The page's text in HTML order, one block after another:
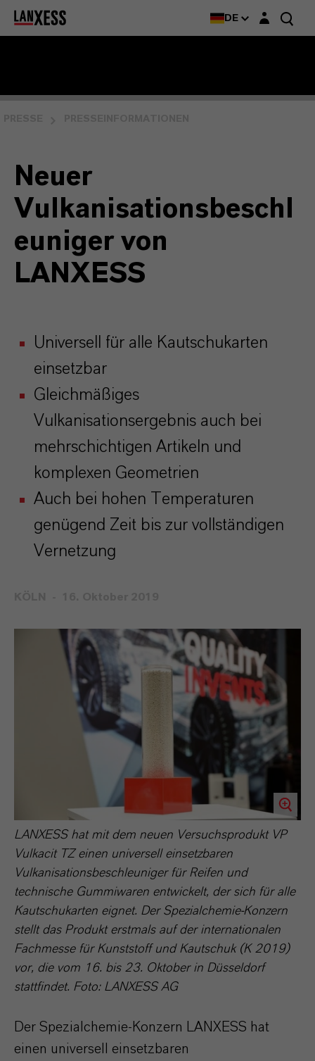
DE Login-Maske
Neuer
Vulkanisationsbeschl
euniger von
LANXESS
Universell für alle Kautschukarten
einsetzbar
Gleichmäßiges
Vulkanisationsergebnis auch bei
mehrschichtigen Artikeln und
komplexen Geometrien
Auch bei hohen Temperaturen
genügend Zeit bis zur vollständigen
Vernetzung
LANXESS hat mit dem neuen Versuchsprodukt VP
Vulkacit TZ einen universell einsetzbaren
Vulkanisationsbeschleuniger für Reifen und
technische Gummiwaren entwickelt, der sich für alle
Kautschukarten eignet. Der Spezialchemie-Konzern
stellt das Produkt erstmals auf der internationalen
Fachmesse für Kunststoff und Kautschuk (K 2019)
vor, die vom 16. bis 23. Oktober in Düsseldorf
stattfindet. Foto: LANXESS AG
Der Spezialchemie-Konzern LANXESS hat
einen universell einsetzbaren